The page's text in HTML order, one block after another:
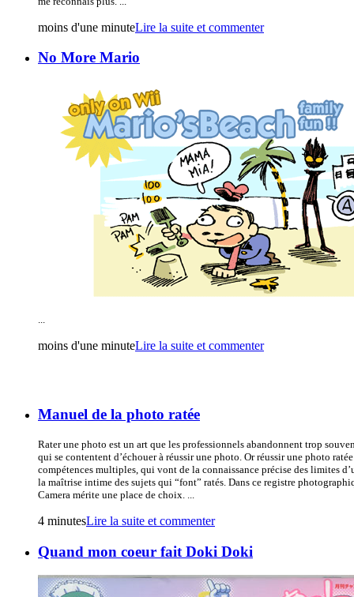
moins d'une minuteLire la suite et commenter
No More Mario
...
moins d'une minuteLire la suite et commenter
Manuel de la photo ratée
Rater une photo est un art que les professionnels abandonnent trop
qui se contentent d’échouer à réussir une photo. Or réussir une photo
compétences multiples, qui vont de la connaissance précise des limites
la maîtrise intime des sujets qui “font” ratés. Dans ce registre
Camera mérite une place de choix. ...
4 minutesLire la suite et commenter
Quand mon coeur fait Doki Doki